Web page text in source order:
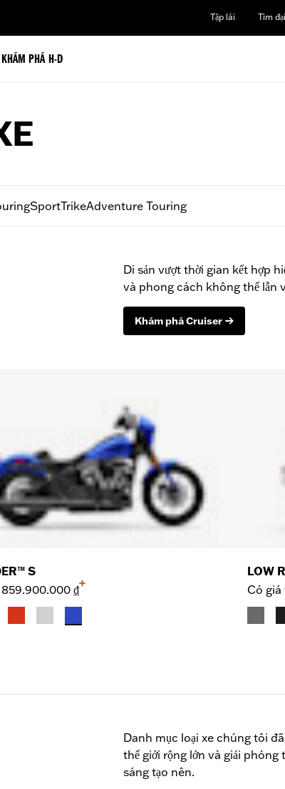
Tập lái Tìm
KHÁM PHÁ H-D
SportTrikeAdventure Touring
Di sản vượt thời gian kết hợp
và phong cách không thể lẫn
Khám phá Cruiser
S
859.900.000 ₫
+
LOW
Có giá
Danh mục loại xe chúng tôi
thế giới rộng lớn và giải
sáng tạo nên.